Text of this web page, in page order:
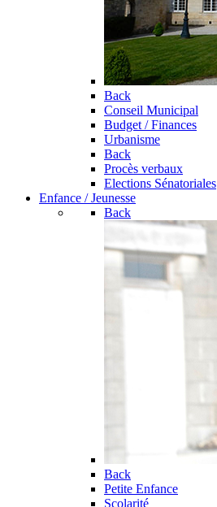
Back
Conseil Municipal
Budget / Finances
Urbanisme
Back
Procès verbaux
Elections Sénatoriales
Enfance / Jeunesse
Back
Back
Petite Enfance
Scolarité